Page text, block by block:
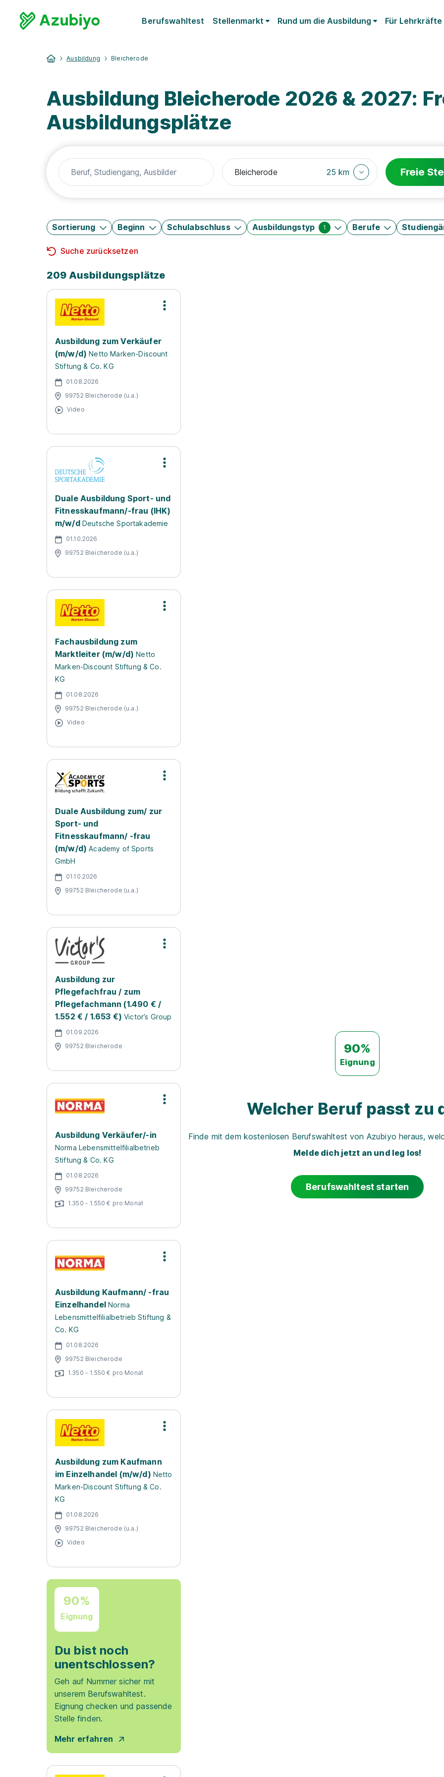
Berufswahltest Stellenmarkt Rund um die Ausbildung Für Lehrkräfte
Ausbildung Bleicherode
Ausbildung Bleicherode 2026 & 2027:
Ausbildungsplätze
25 km Freie
Sortierung Beginn Schulabschluss Ausbildungstyp 1 Berufe
Suche zurücksetzen
209 Ausbildungsplätze
Ausbildung zum Verkäufer
(m/w/d) Netto Marken-Discount
Stiftung & Co. KG
01.08.2026
99752 Bleicherode (u.a.)
Video
Duale Ausbildung Sport- und
Fitnesskaufmann/-frau (IHK)
m/w/d Deutsche Sportakademie
01.10.2026
99752 Bleicherode (u.a.)
Fachausbildung zum
Marktleiter (m/w/d) Netto
Marken-Discount Stiftung & Co.
KG
01.08.2026
99752 Bleicherode (u.a.)
Video
Duale Ausbildung zum/ zur
Sport- und
Fitnesskaufmann/ -frau
(m/w/d) Academy of Sports
GmbH
01.10.2026
99752 Bleicherode (u.a.)
Ausbildung zur
Pflegefachfrau / zum
Pflegefachmann (1.490 € /
1.552 € / 1.653 €) Victor’s Group
01.09.2026
99752 Bleicherode
Ausbildung Verkäufer/-in
Norma Lebensmittelfilialbetrieb
Stiftung & Co. KG
01.08.2026
99752 Bleicherode
1.350 - 1.550 € pro Monat
Ausbildung Kaufmann/ -frau
Einzelhandel Norma
Lebensmittelfilialbetrieb Stiftung &
Co. KG
01.08.2026
99752 Bleicherode
1.350 - 1.550 € pro Monat
Ausbildung zum Kaufmann
im Einzelhandel (m/w/d) Netto
Marken-Discount Stiftung & Co.
KG
01.08.2026
99752 Bleicherode (u.a.)
Video
90%
Eignung
Du bist noch
unentschlossen?
Geh auf Nummer sicher mit
unserem Berufswahltest.
Eignung checken und passende
Stelle finden.
Mehr erfahren
90%
Eignung
Welcher Beruf passt zu
Finde mit dem kostenlosen Berufswahltest von Azubiyo heraus,
Melde dich jetzt an und leg los!
Berufswahltest starten